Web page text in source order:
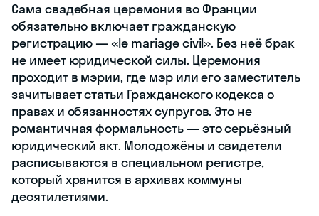
Сама свадебная церемония во Франции
обязательно включает гражданскую
регистрацию — «le mariage civil». Без неё брак
не имеет юридической силы. Церемония
проходит в мэрии, где мэр или его заместитель
зачитывает статьи Гражданского кодекса о
правах и обязанностях супругов. Это не
романтичная формальность — это серьёзный
юридический акт. Молодожёны и свидетели
расписываются в специальном регистре,
который хранится в архивах коммуны
десятилетиями.